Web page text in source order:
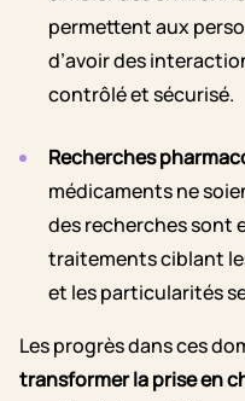
permettent aux
d’avoir des
contrôlé et sécurisé.
Recherches
médicaments ne
des recherches sont
traitements ciblant
et les particularités
Les progrès dans ces
transformer la prise en